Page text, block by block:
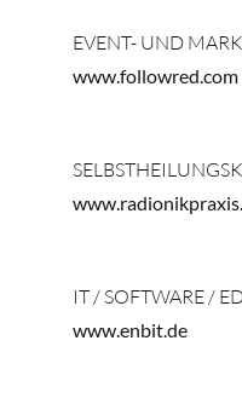
EVENT- UND
www.followred.com
IT / SOFTWARE /
www.enbit.de